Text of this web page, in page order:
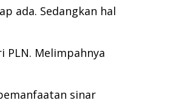
ada. Sedangkan hal
Melimpahnya
sinar